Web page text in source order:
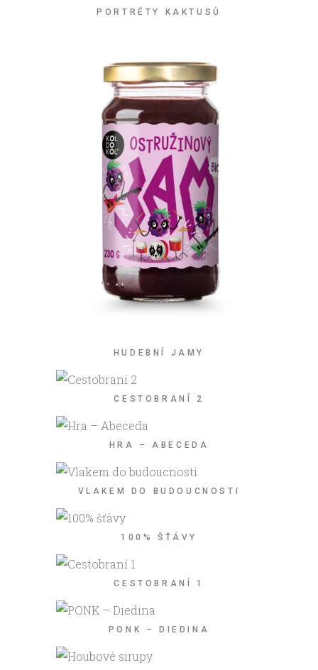
PORTRÉTY KAKTUSŮ
HUDEBNÍ JAMY
CESTOBRANÍ 2
HRA – ABECEDA
VLAKEM DO BUDOUCNOSTI
100% ŠŤÁVY
CESTOBRANÍ 1
PONK – DIEDINA